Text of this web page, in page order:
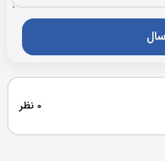
0 نظر